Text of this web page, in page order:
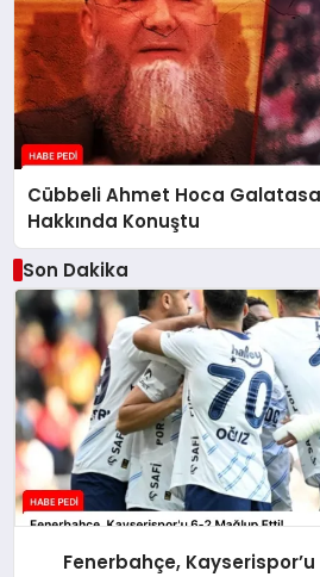
Cübbeli Ahmet Hoca
Hakkında Konuştu
Son Dakika
Fenerbahçe,